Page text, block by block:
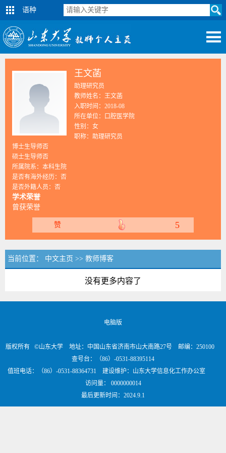
语种
王文菡
助理研究员
教师姓名：王文菡
入职时间：2018-08
所在单位：口腔医学院
性别：女
职称：助理研究员
博士生导师否
硕士生导师否
所属院系：本科生院
是否有海外经历：否
是否外籍人员：否
学术荣誉
曾获荣誉
赞 5
当前位置： 中文主页 >> 教师博客
没有更多内容了
电脑版
版权所有 ©山东大学 地址：中国山东省济南市山大南路27号 邮编：250100
查号台：（86）-0531-88395114
值班电话：（86）-0531-88364731 建设维护：山东大学信息化工作办公室
访问量： 0000000014
最后更新时间： 2024.9.1